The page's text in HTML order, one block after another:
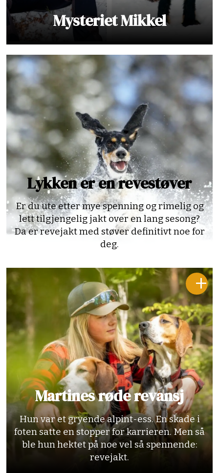
Mysteriet Mikkel
Lykken er en revestøver
Er du ute etter mye spenning og rimelig og
lett tilgjengelig jakt over en lang sesong?
Da er revejakt med støver definitivt noe for
deg.
Martines røde revansj
Hun var et gryende alpint-ess. En skade i
foten satte en stopper for karrieren. Men så
ble hun hektet på noe vel så spennende:
revejakt.